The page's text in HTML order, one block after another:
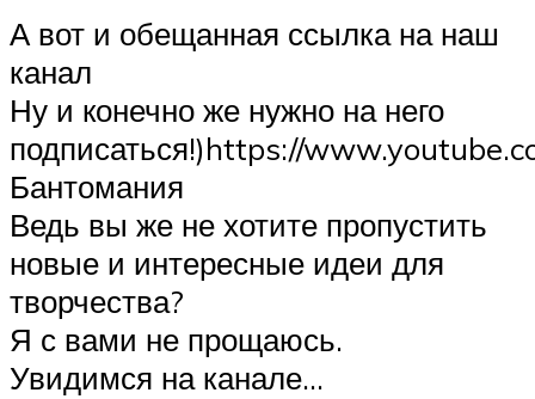
А вот и обещанная ссылка на наш
канал
Ну и конечно же нужно на него
подписаться!)https://
Бантомания
Ведь вы же не хотите пропустить
новые и интересные идеи для
творчества?
Я с вами не прощаюсь.
Увидимся на канале…